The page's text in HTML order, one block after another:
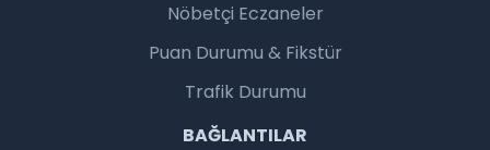
Nöbetçi Eczaneler
Puan Durumu & Fikstür
Trafik Durumu
BAĞLANTILAR